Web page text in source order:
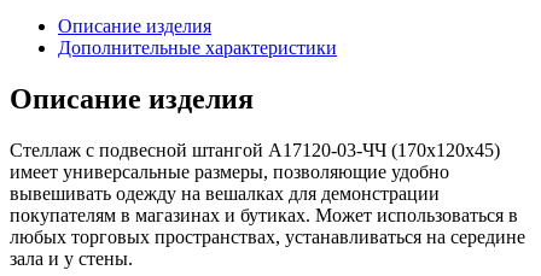
Описание изделия
Дополнительные характеристики
Описание изделия
Стеллаж с подвесной штангой A17120-03-ЧЧ (170х120х45)
имеет универсальные размеры, позволяющие удобно
вывешивать одежду на вешалках для демонстрации
покупателям в магазинах и бутиках. Может использоваться в
любых торговых пространствах, устанавливаться на середине
зала и у стены.